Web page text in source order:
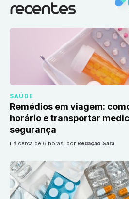
recentes
SAÚDE
Remédios em viagem:
horário e transportar
segurança
há cerca de 6 horas, por Redação Sara